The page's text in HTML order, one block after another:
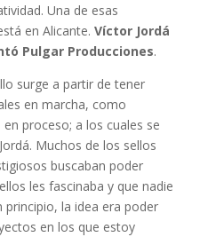
Una de esas
en Alicante. Víctor Jordá
Pulgar Producciones.
surge a partir de tener
en marcha, como
proceso; a los cuales se
Muchos de los sellos
buscaban poder
les fascinaba y que nadie
principio, la idea era poder
en los que estoy